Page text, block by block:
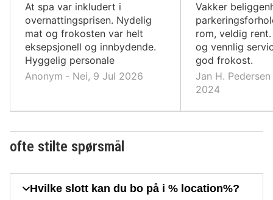
At spa var inkludert i
overnattingsprisen. Nydelig
mat og frokosten var helt
eksepsjonell og innbydende.
Hyggelig personale
Anonym ‐ Nei, 9 Jul 2026
Vakker
rom, veldig
og vennlig
god frokost.
Jan H.
2024
ofte stilte spørsmål
Hvilke slott kan du bo på i % location%?